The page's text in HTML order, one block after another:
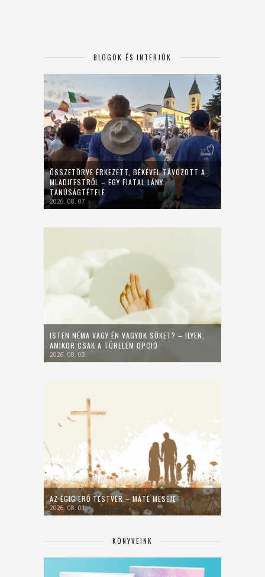
BLOGOK ÉS INTERJÚK
ÖSSZETÖRVE ÉRKEZETT, BÉKÉVEL TÁVOZOTT A
MLADIFESTRŐL – EGY FIATAL LÁNY
TANÚSÁGTÉTELE
2026. 08. 07.
ISTEN NÉMA VAGY ÉN VAGYOK SÜKET? – ILYEN,
AMIKOR CSAK A TÜRELEM OPCIÓ
2026. 08. 03.
AZ ÉGIG ÉRŐ TESTVÉR – MÁTÉ MESÉJE
2026. 08. 01.
KÖNYVEINK